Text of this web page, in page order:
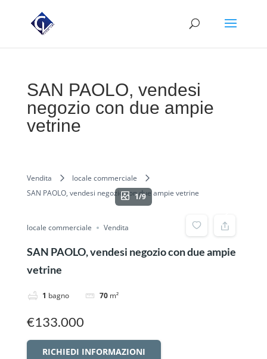
SAN PAOLO, vendesi
negozio con due ampie
vetrine
Vendita
locale commerciale
SAN PAOLO, vendesi negozio con due ampie vetrine
1/9
locale commerciale Vendita
SAN PAOLO, vendesi negozio con due ampie
vetrine
1 bagno 70 m²
€133.000
RICHIEDI INFORMAZIONI